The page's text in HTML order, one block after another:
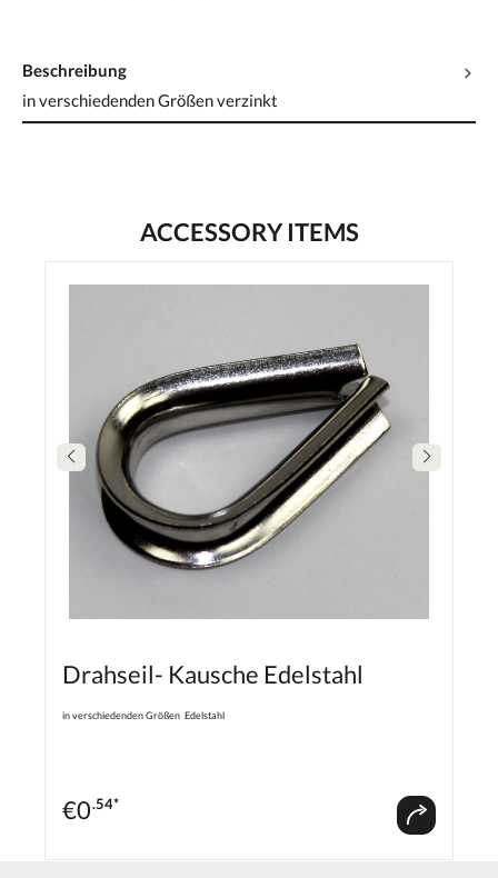
Beschreibung
in verschiedenden Größen verzinkt
ACCESSORY ITEMS
Drahseil- Kausche Edelstahl
in verschiedenden Größen Edelstahl
€0.54*